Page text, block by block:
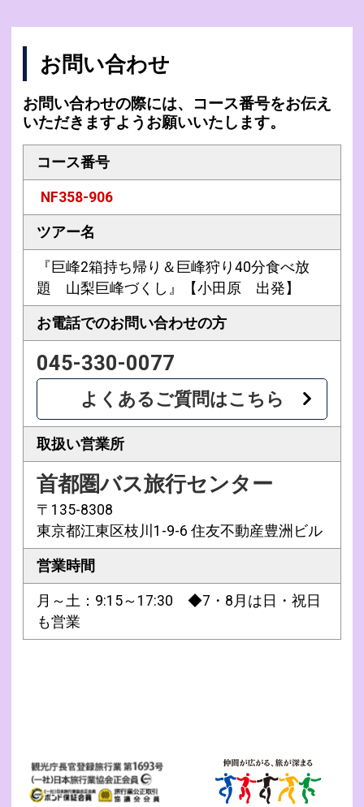
お問い合わせ
お問い合わせの際には、コース番号をお伝え
いただきますようお願いいたします。
コース番号
NF358-906
ツアー名
『巨峰2箱持ち帰り＆巨峰狩り40分食べ放
題 山梨巨峰づくし』【小田原 出発】
お電話でのお問い合わせの方
045-330-0077
よくあるご質問はこちら
取扱い営業所
首都圏バス旅行センター
〒135-8308
東京都江東区枝川1-9-6 住友不動産豊洲ビル
営業時間
月～土：9:15～17:30 ◆7・8月は日・祝日
も営業